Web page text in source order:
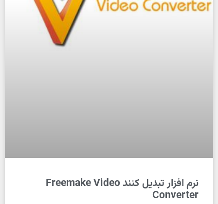
نرم افزار تبدیل کنند Freemake Video
Converter